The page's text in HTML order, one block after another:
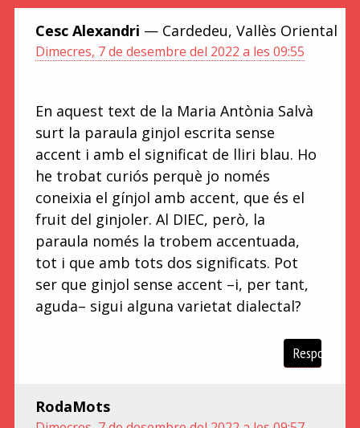
Cesc Alexandri — Cardedeu, Vallès Oriental
Dimecres, 7 de desembre del 2022 a les 09:55
En aquest text de la Maria Antònia Salvà
surt la paraula ginjol escrita sense
accent i amb el significat de lliri blau. Ho
he trobat curiós perquè jo només
coneixia el gínjol amb accent, que és el
fruit del ginjoler. Al DIEC, però, la
paraula només la trobem accentuada,
tot i que amb tots dos significats. Pot
ser que ginjol sense accent –i, per tant,
aguda– sigui alguna varietat dialectal?
Respon
RodaMots